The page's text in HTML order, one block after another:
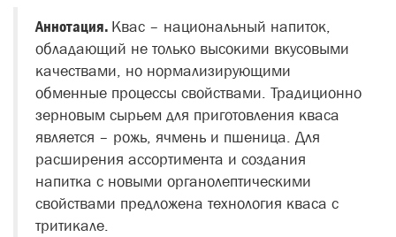
Аннотация. Квас – национальный напиток,
обладающий не только высокими вкусовыми
качествами, но нормализирующими
обменные процессы свойствами. Традиционно
зерновым сырьем для приготовления кваса
является – рожь, ячмень и пшеница. Для
расширения ассортимента и создания
напитка с новыми органолептическими
свойствами предложена технология кваса с
тритикале.